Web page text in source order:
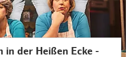
in der Heißen Ecke -